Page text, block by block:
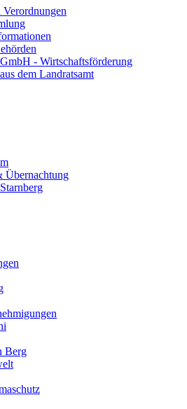
Verordnungen
- Wirtschaftsförderung
dem Landratsamt
Übernachtung
Berg